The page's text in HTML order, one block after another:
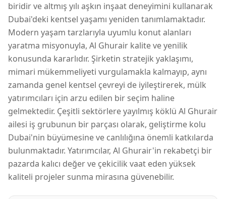
biridir ve altmış yılı aşkın inşaat deneyimini kullanarak
Dubai'deki kentsel yaşamı yeniden tanımlamaktadır.
Modern yaşam tarzlarıyla uyumlu konut alanları
yaratma misyonuyla, Al Ghurair kalite ve yenilik
konusunda kararlıdır. Şirketin stratejik yaklaşımı,
mimari mükemmeliyeti vurgulamakla kalmayıp, aynı
zamanda genel kentsel çevreyi de iyileştirerek, mülk
yatırımcıları için arzu edilen bir seçim haline
gelmektedir. Çeşitli sektörlere yayılmış köklü Al Ghurair
ailesi iş grubunun bir parçası olarak, geliştirme kolu
Dubai'nin büyümesine ve canlılığına önemli katkılarda
bulunmaktadır. Yatırımcılar, Al Ghurair'in rekabetçi bir
pazarda kalıcı değer ve çekicilik vaat eden yüksek
kaliteli projeler sunma mirasına güvenebilir.